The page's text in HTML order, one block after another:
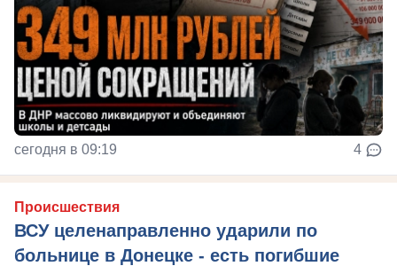
сегодня в 09:19 4
Происшествия
ВСУ целенаправленно ударили по
больнице в Донецке - есть погибшие